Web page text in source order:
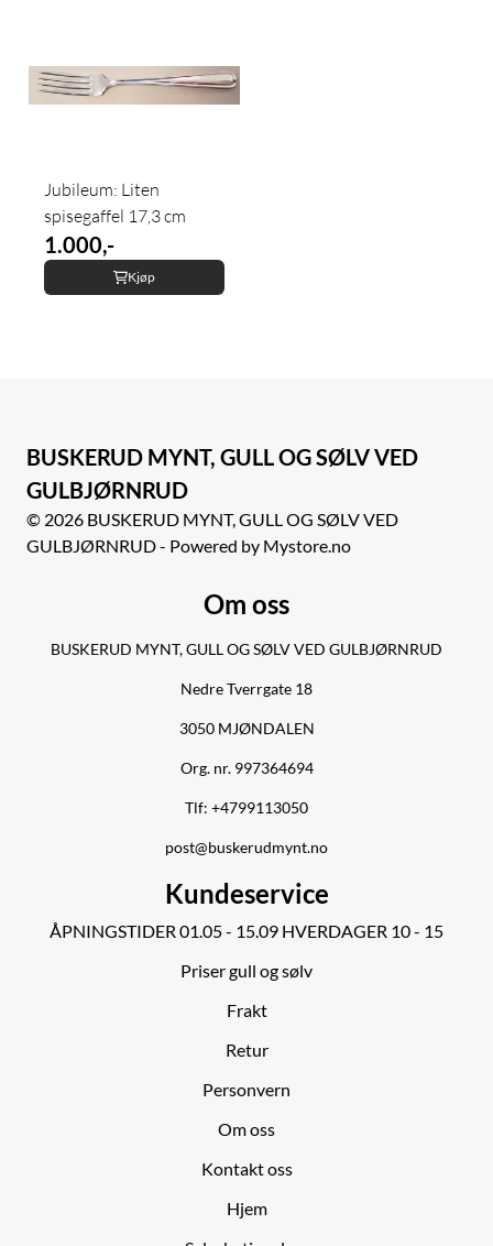
Jubileum: Liten
spisegaffel 17,3 cm
1.000,-
Kjøp
BUSKERUD MYNT, GULL OG SØLV VED
GULBJØRNRUD
© 2026 BUSKERUD MYNT, GULL OG SØLV VED
GULBJØRNRUD - Powered by Mystore.no
Om oss
BUSKERUD MYNT, GULL OG SØLV VED GULBJØRNRUD
Nedre Tverrgate 18
3050 MJØNDALEN
Org. nr. 997364694
Tlf: +4799113050
post@buskerudmynt.no
Kundeservice
ÅPNINGSTIDER 01.05 - 15.09 HVERDAGER 10 - 15
Priser gull og sølv
Frakt
Retur
Personvern
Om oss
Kontakt oss
Hjem